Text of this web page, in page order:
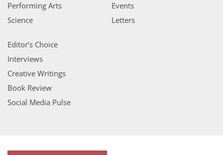
Performing Arts
Science
Events
Letters
Editor’s Choice
Interviews
Creative Writings
Book Review
Social Media Pulse